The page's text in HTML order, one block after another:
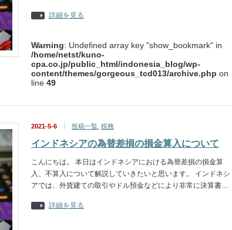
詳細を見る
Warning: Undefined array key "show_bookmark" in
/home/netst/kuno-
cpa.co.jp/public_html/indonesia_blog/wp-
content/themes/gorgeous_tcd013/archive.php on
line 49
2021-5-6 投稿一覧 税務
インドネシアの為替差損の損金算入について
こんにちは。 本日はインドネシアにおける為替差損の損金算
入、不算入について解説していきたいと思います。 インドネシ
アでは、外貨建ての取引やドル預金などにより非常に決算書…
詳細を見る